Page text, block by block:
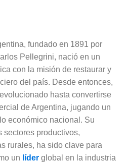
fundado en 1891 por
Pellegrini, nació en un
con la misión de restaurar y
del país. Desde entonces,
hasta convertirse
de Argentina, jugando un
económico nacional. Su
sectores productivos,
rurales, ha sido clave para
un líder global en la industria